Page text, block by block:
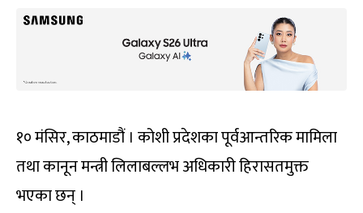
१० मंसिर, काठमाडौं । कोशी प्रदेशका पूर्वआन्तरिक मामिला
तथा कानून मन्त्री लिलाबल्लभ अधिकारी हिरासतमुक्त
भएका छन् ।